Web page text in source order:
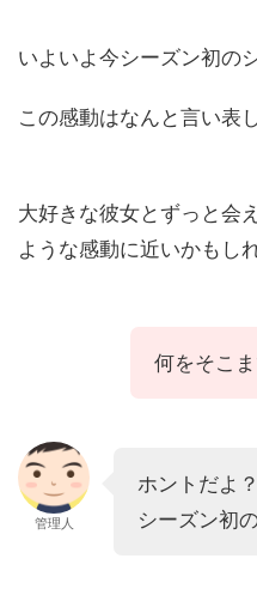
いよいよ今シーズン初の
この感動はなんと言い表
大好きな彼女とずっと会
ような感動に近いかもし
何をそこ
管理人
ホントだよ
シーズン初